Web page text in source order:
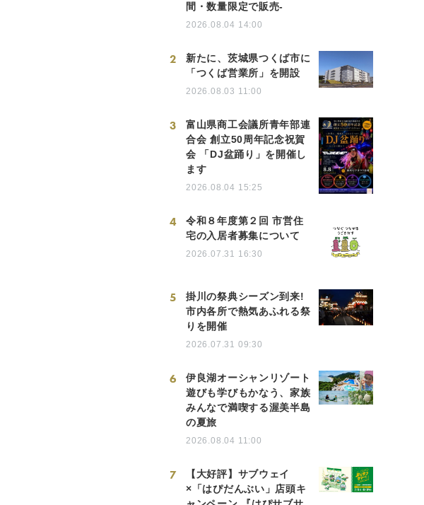
間・数量限定で販売-
2026.08.04 14:00
2
新たに、茨城県つくば市に
「つくば営業所」を開設
2026.08.03 11:00
3
富山県商工会議所青年部連
合会 創立50周年記念祝賀
会 「DJ盆踊り」を開催し
ます
2026.08.04 15:25
4
令和８年度第２回 市営住
宅の入居者募集について
2026.07.31 16:30
5
掛川の祭典シーズン到来!
市内各所で熱気あふれる祭
りを開催
2026.07.31 09:30
6
伊良湖オーシャンリゾート
遊びも学びもかなう、家族
みんなで満喫する渥美半島
の夏旅
2026.08.04 11:00
7
【大好評】サブウェイ
×「はぴだんぶい」店頭キ